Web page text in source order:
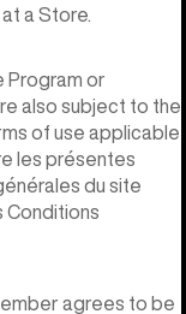
a Store.
Program or
also subject to the
of use applicable
les présentes
du site
Conditions
agrees to be